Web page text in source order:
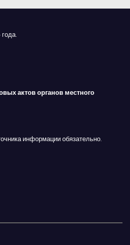
актов органов местного
информации обязательно.